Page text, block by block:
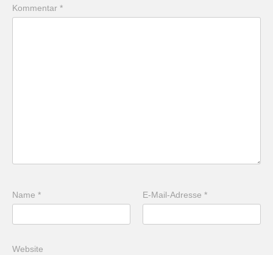
Kommentar *
Name * E-Mail-Adresse*
Website